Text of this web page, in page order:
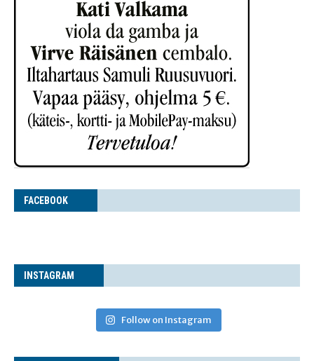
FACE­BOOK
INS­TA­GRAM
Follow on Instagram